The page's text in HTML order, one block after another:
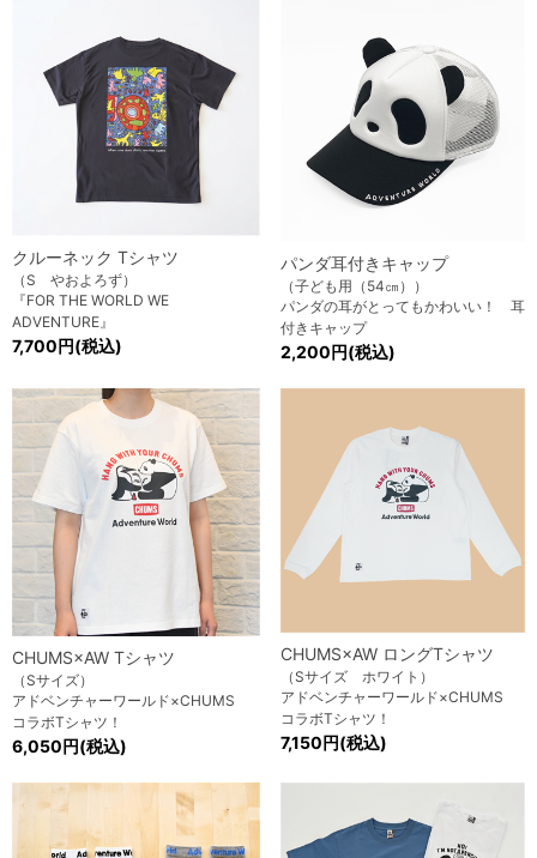
クルーネック Tシャツ
（S やおよろず）
『FOR THE WORLD WE
ADVENTURE』
7,700円(税込)
パンダ耳付きキャップ
（子ども用（54㎝））
パンダの耳がとってもかわいい！ 耳
付きキャップ
2,200円(税込)
CHUMS×AW Tシャツ
（Sサイズ）
アドベンチャーワールド×CHUMS
コラボTシャツ！
6,050円(税込)
CHUMS×AW ロングTシャツ
（Sサイズ ホワイト）
アドベンチャーワールド×CHUMS
コラボTシャツ！
7,150円(税込)